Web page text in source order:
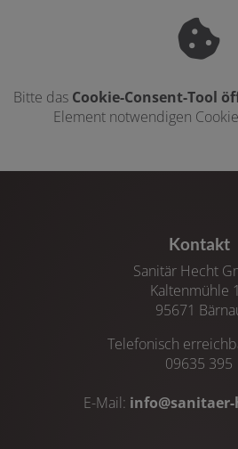
Bitte das Cookie-Consent-Tool
Element notwendigen
Kontakt
Sanitär Hecht
Kaltenmühle
95671
Telefonisch
09635 395
E-Mail: